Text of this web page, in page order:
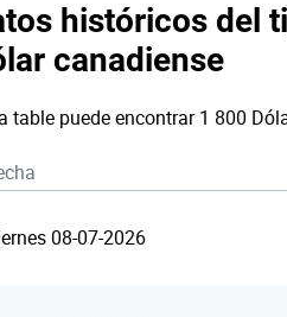
históricos del
canadiense
table puede encontrar 1 800
08-07-2026